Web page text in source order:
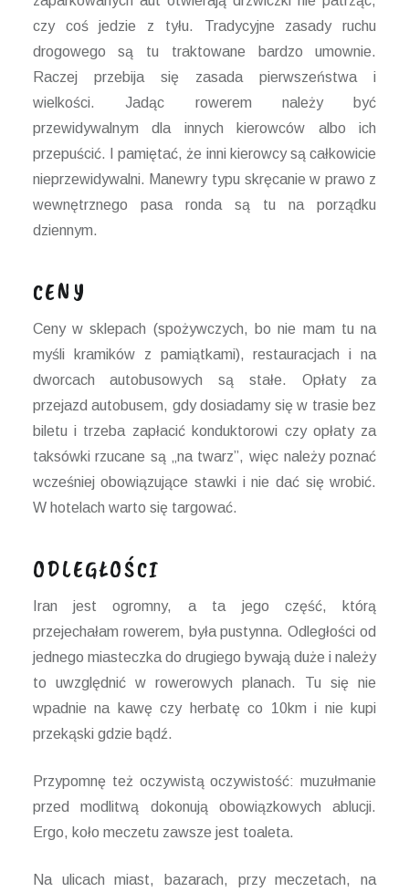
czy coś jedzie z tyłu. Tradycyjne zasady ruchu
drogowego są tu traktowane bardzo umownie.
Raczej przebija się zasada pierwszeństwa i
wielkości. Jadąc rowerem należy być
przewidywalnym dla innych kierowców albo ich
przepuścić. I pamiętać, że inni kierowcy są całkowicie
nieprzewidywalni. Manewry typu skręcanie w prawo z
wewnętrznego pasa ronda są tu na porządku
dziennym.
CENY
Ceny w sklepach (spożywczych, bo nie mam tu na
myśli kramików z pamiątkami), restauracjach i na
dworcach autobusowych są stałe. Opłaty za
przejazd autobusem, gdy dosiadamy się w trasie bez
biletu i trzeba zapłacić konduktorowi czy opłaty za
taksówki rzucane są „na twarz”, więc należy poznać
wcześniej obowiązujące stawki i nie dać się wrobić.
W hotelach warto się targować.
ODLEGŁOŚCI
Iran jest ogromny, a ta jego część, którą
przejechałam rowerem, była pustynna. Odległości od
jednego miasteczka do drugiego bywają duże i należy
to uwzględnić w rowerowych planach. Tu się nie
wpadnie na kawę czy herbatę co 10km i nie kupi
przekąski gdzie bądź.
Przypomnę też oczywistą oczywistość: muzułmanie
przed modlitwą dokonują obowiązkowych ablucji.
Ergo, koło meczetu zawsze jest toaleta.
Na ulicach miast, bazarach, przy meczetach, na